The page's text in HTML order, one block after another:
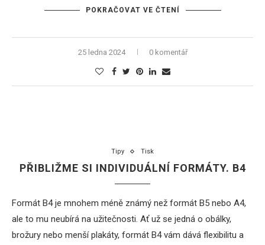
POKRAČOVAT VE ČTENÍ
25 ledna 2024 0 komentář
Tipy Tisk
PŘIBLIŽME SI INDIVIDUÁLNÍ FORMÁTY. B4
Formát B4 je mnohem méně známý než formát B5 nebo A4,
ale to mu neubírá na užitečnosti. Ať už se jedná o obálky,
brožury nebo menšíplakáty, formát B4 vám dává flexibilitu a